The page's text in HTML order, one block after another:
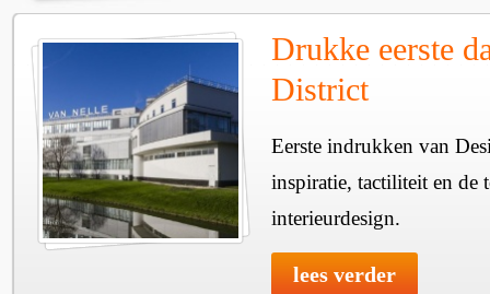
Drukke eerste
District
Eerste indrukken van
inspiratie, tactiliteit en de
interieurdesign.
lees verder